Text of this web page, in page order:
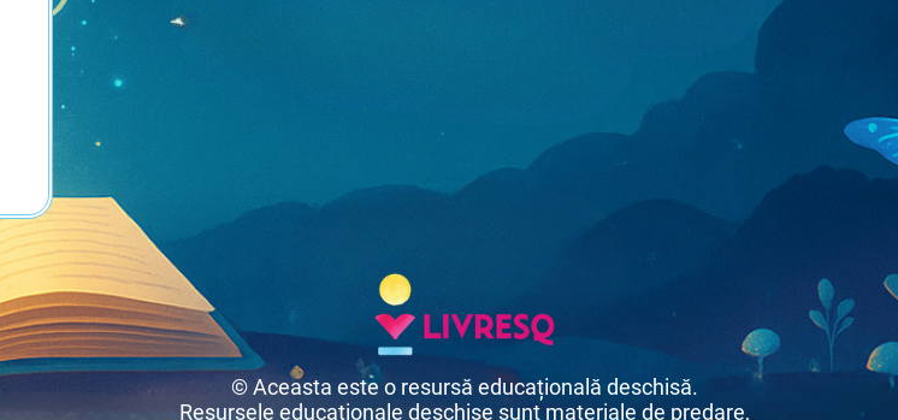
© Aceasta este o resursă educațională deschisă.
Resursele educaționale deschise sunt materiale de predare,